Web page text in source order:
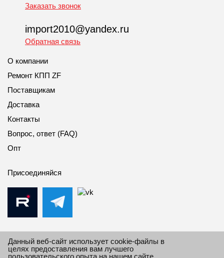
Заказать звонок
import2010@yandex.ru
Обратная связь
О компании
Ремонт КПП ZF
Поставщикам
Доставка
Контакты
Вопрос, ответ (FAQ)
Опт
Присоединяйся
Данный веб-сайт использует cookie-файлы в
целях предоставления вам лучшего
пользовательского опыта на нашем сайте.